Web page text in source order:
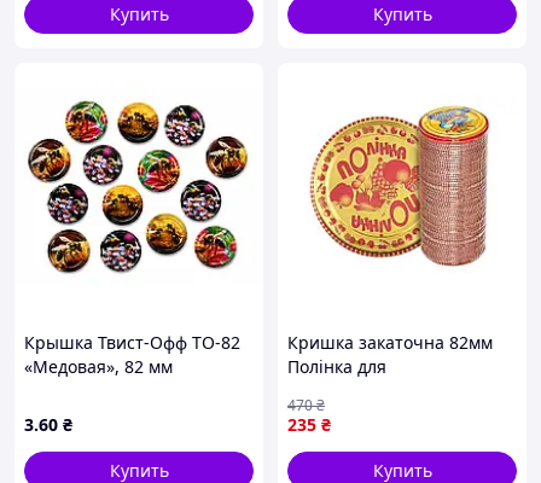
Купить
Купить
Крышка Твист-Офф TO-82
«Медовая», 82 мм
3.60 ₴
Купить
Кришка закаточна 82мм
Полінка для
упаковці лакована
235 ₴
470₴
Купить